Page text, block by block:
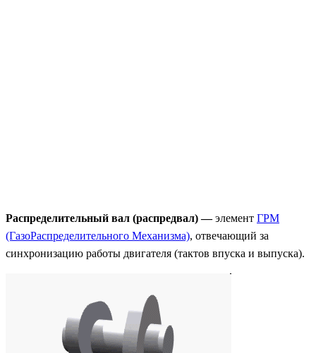
Распределительный вал (распредвал) —элемент ГРМ
(ГазоРаспределительного Механизма), отвечающий за
синхронизацию работы двигателя (тактов впуска и выпуска).